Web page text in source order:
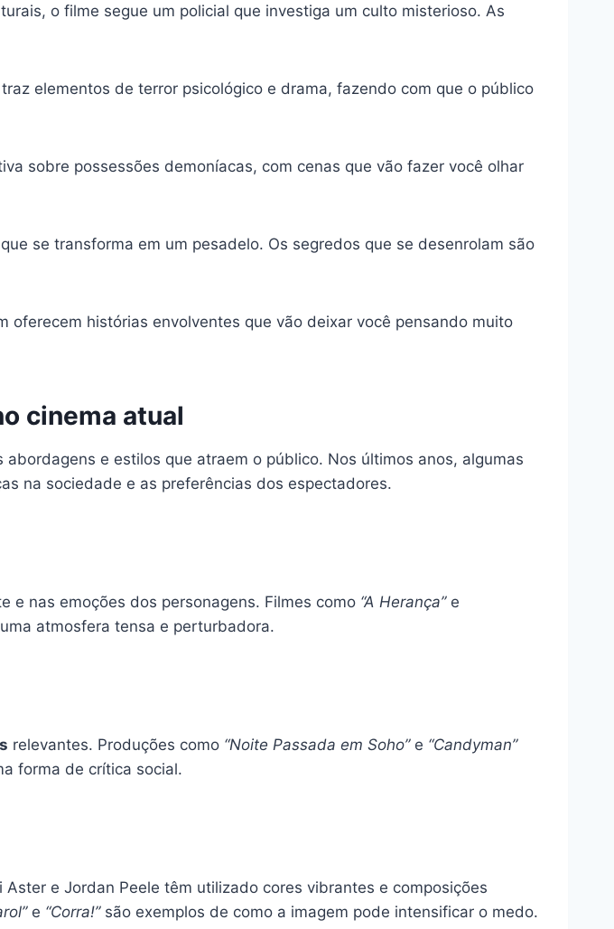
o filme segue um policial que investiga um culto misterioso. As
elementos de terror psicológico e drama, fazendo com que o público
sobre possessões demoníacas, com cenas que vão fazer você olhar
se transforma em um pesadelo. Os segredos que se desenrolam são
oferecem histórias envolventes que vão deixar você pensando muito
cinema atual
e estilos que atraem o público. Nos últimos anos, algumas
na sociedade e as preferências dos espectadores.
e nas emoções dos personagens. Filmes como “A Herança”e
atmosfera tensa e perturbadora.
relevantes. Produções como “Noite Passada em Soho”e “Candyman”
forma de crítica social.
e Jordan Peele têm utilizado cores vibrantes e composições
e “Corra!”são exemplos de como a imagem pode intensificar o medo.